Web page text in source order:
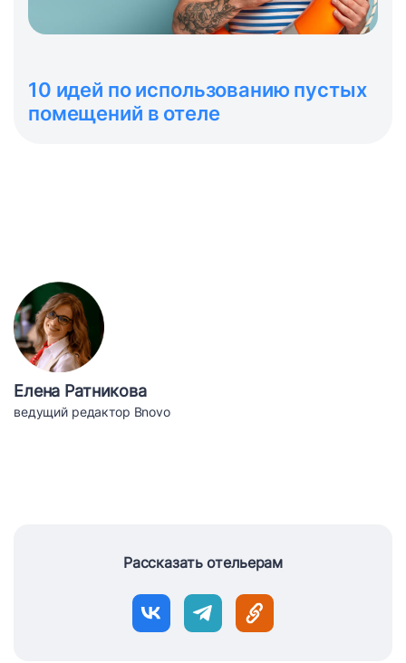
10 идей по использованию пустых
помещений в отеле
Елена Ратникова
ведущий редактор Bnovo
Рассказать отельерам